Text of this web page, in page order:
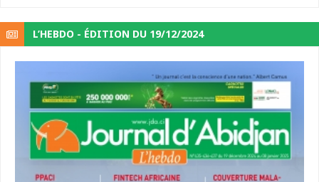
L’HEBDO - ÉDITION DU 19/12/2024